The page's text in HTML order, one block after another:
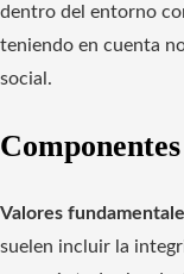
dentro del entorno
teniendo en cuenta
social.
Valores
suelen incluir la